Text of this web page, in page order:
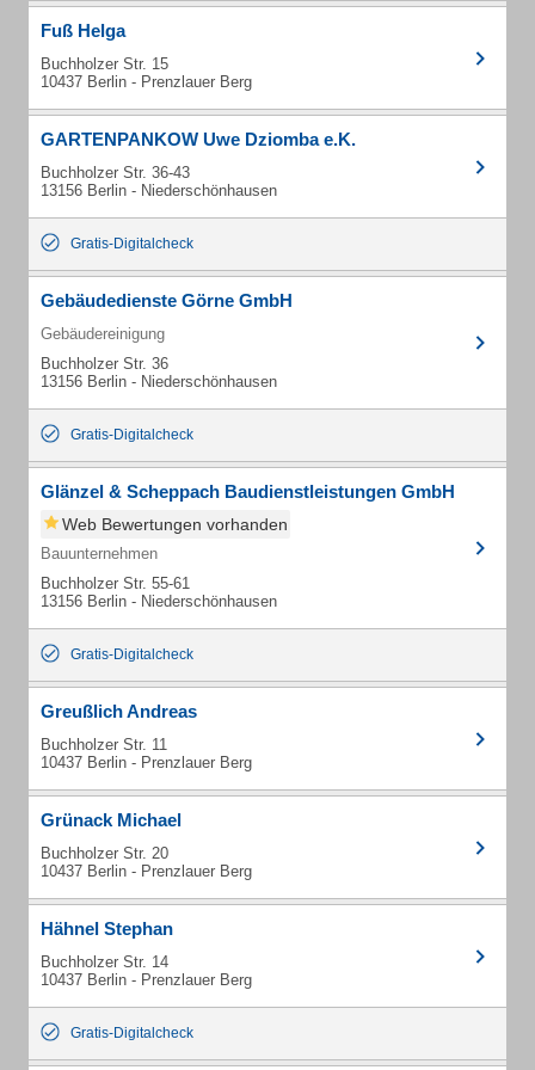
Fuß Helga
Buchholzer Str. 15
10437 Berlin - Prenzlauer Berg
GARTENPANKOW Uwe Dziomba e.K.
Buchholzer Str. 36-43
13156 Berlin - Niederschönhausen
Gratis-Digitalcheck
Gebäudedienste Görne GmbH
Gebäudereinigung
Buchholzer Str. 36
13156 Berlin - Niederschönhausen
Gratis-Digitalcheck
Glänzel & Scheppach Baudienstleistungen GmbH
Web Bewertungen vorhanden
Bauunternehmen
Buchholzer Str. 55-61
13156 Berlin - Niederschönhausen
Gratis-Digitalcheck
Greußlich Andreas
Buchholzer Str. 11
10437 Berlin - Prenzlauer Berg
Grünack Michael
Buchholzer Str. 20
10437 Berlin - Prenzlauer Berg
Hähnel Stephan
Buchholzer Str. 14
10437 Berlin - Prenzlauer Berg
Gratis-Digitalcheck